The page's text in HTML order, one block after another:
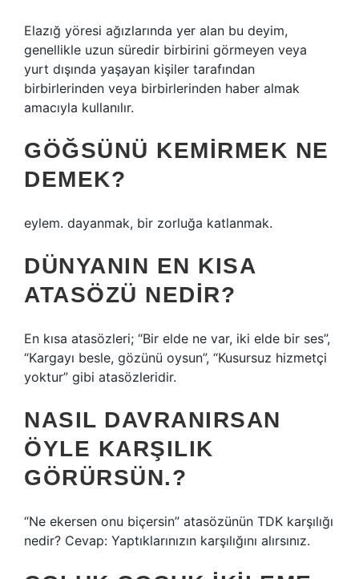
Elazığ yöresi ağızlarında yer alan bu deyim,
genellikle uzun süredir birbirini görmeyen veya
yurt dışında yaşayan kişiler tarafından
birbirlerinden veya birbirlerinden haber almak
amacıyla kullanılır.
GÖĞSÜNÜ KEMIRMEK NE
DEMEK?
eylem. dayanmak, bir zorluğa katlanmak.
DÜNYANIN EN KISA
ATASÖZÜ NEDIR?
En kısa atasözleri; “Bir elde ne var, iki elde bir ses”,
“Kargayı besle, gözünü oysun”, “Kusursuz hizmetçi
yoktur” gibi atasözleridir.
NASIL DAVRANIRSAN
ÖYLE KARŞILIK
GÖRÜRSÜN.?
“Ne ekersen onu biçersin” atasözünün TDK karşılığı
nedir? Cevap: Yaptıklarınızın karşılığını alırsınız.